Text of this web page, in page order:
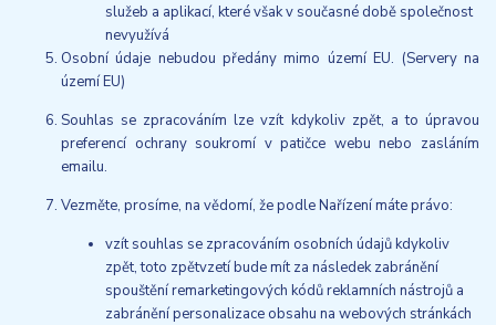
služeb a aplikací, které však v současné době společnost
nevyužívá
Osobní údaje nebudou předány mimo území EU. (Servery na
území EU)
Souhlas se zpracováním lze vzít kdykoliv zpět, a to úpravou
preferencí ochrany soukromí v patičce webu nebo zasláním
emailu.
Vezměte, prosíme, na vědomí, že podle Nařízení máte právo:
vzít souhlas se zpracováním osobních údajů kdykoliv
zpět, toto zpětvzetí bude mít za následek zabránění
spouštění remarketingových kódů reklamních nástrojů a
zabránění personalizace obsahu na webových stránkách